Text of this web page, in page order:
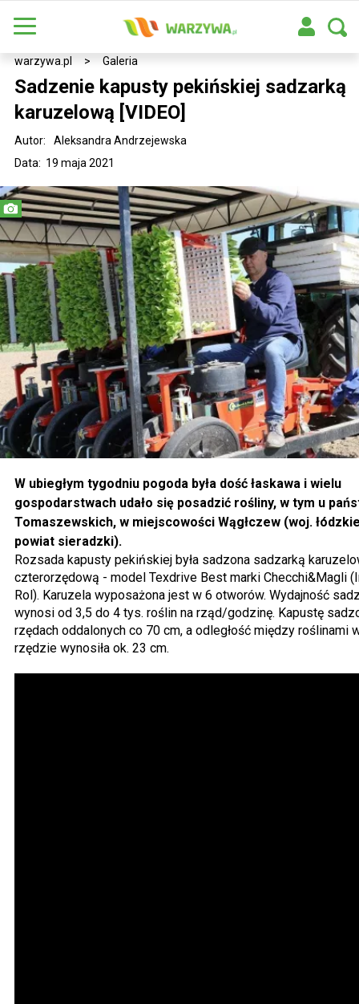
warzywa.pl > Galeria
Sadzenie kapusty pekińskiej sadzarką
karuzelową [VIDEO]
Data: 19 maja 2021
Autor: Aleksandra Andrzejewska
W ubiegłym tygodniu pogoda była dość łaskawa i wielu
gospodarstwach udało się posadzić rośliny, w tym u
Tomaszewskich, w miejscowości Wągłczew (woj.
powiat sieradzki).
Rozsada kapusty pekińskiej była sadzona sadzarką
czterorzędową - model Texdrive Best marki Checchi&Magli
Rol). Karuzela wyposażona jest w 6 otworów. Wydajność
wynosi od 3,5 do 4 tys. roślin na rząd/godzinę. Kapustę
rzędach oddalonych co 70 cm, a odległość między roślinami
rzędzie wynosiła ok. 23 cm.